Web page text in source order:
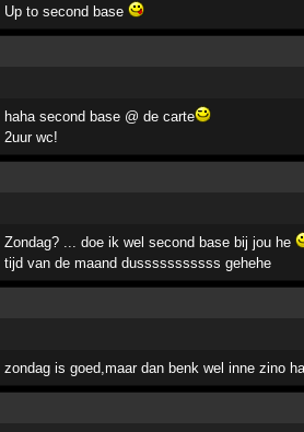
Up to second base
haha second base @ de carte
2uur wc!
Zondag? ... doe ik wel second base bij jou he
tijd van de maand dusssssssssss gehehe
zondag is goed,maar dan benk wel inne zino